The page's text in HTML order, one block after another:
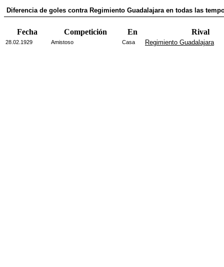
Diferencia de goles contra Regimiento Guadalajara en todas las
Fecha Competición En Rival
28.02.1929 Amistoso Casa Regimiento Guadalajara